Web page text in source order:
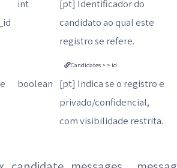
int
[pt] Identificador do
candidato ao qual este
registro se refere.
Candidates > > id
boolean [pt] Indica se o registro e
privado/confidencial,
com visibilidade restrita.